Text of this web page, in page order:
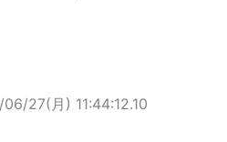
27(月) 11:44:12.10